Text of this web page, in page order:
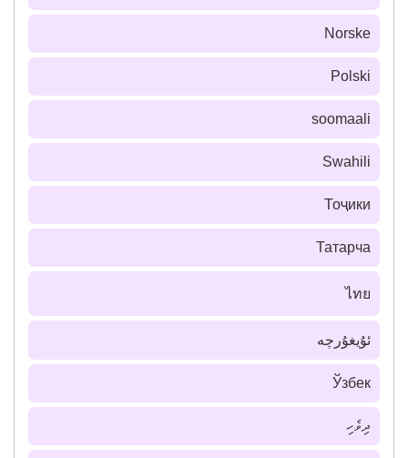
Norske
Polski
soomaali
Swahili
Тоҷики
Татарча
ไทย
ئۇيغۇرچە
Ўзбек
ދިވެހި